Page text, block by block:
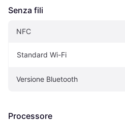
Senza fili
NFC
Standard Wi-Fi
Versione Bluetooth
Processore